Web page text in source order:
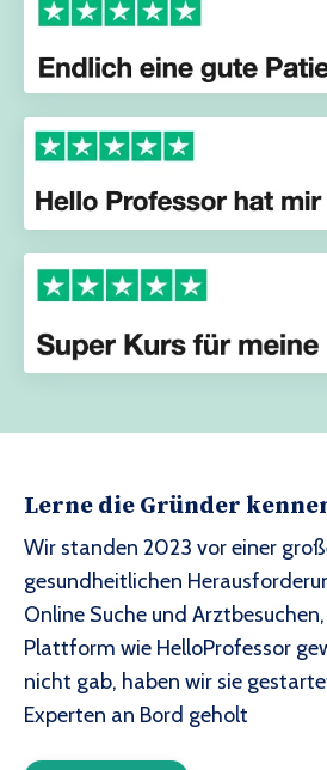
Lerne die Gründer
Wir standen 2023 vor einer
gesundheitlichen
Online Suche und
Plattform wie HelloProfessor
nicht gab, haben wir sie
Experten an Bord geholt